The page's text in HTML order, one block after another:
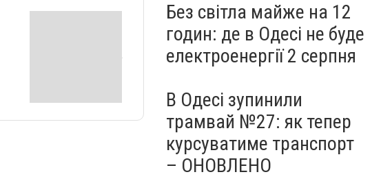
Без світла майже на 12
годин: де в Одесі не буде
електроенергії 2 серпня
В Одесі зупинили
трамвай №27: як тепер
курсуватиме транспорт
– ОНОВЛЕНО